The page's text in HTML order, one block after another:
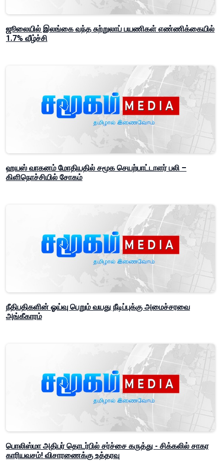
ஜூலையில் இலங்கை வந்த சுற்றுலாப் பயணிகள் எண்ணிக்கையில்
1.7% வீழ்ச்சி
ஹயஸ் வாகனம் மோதியதில் சமூக செயற்பாட்டாளர் பலி –
கிளிநொச்சியில் சோகம்
நீதிபதிகளின் ஓய்வு பெறும் வயது நீடிப்புக்கு அமைச்சரவை
அங்கீகாரம்
பொலிஸ்மா அதிபர் தொடர்பில் சர்ச்சை கருத்து - சிக்கலில் சாகர
காரியவசம்! விசாரணைக்கு உத்தரவு